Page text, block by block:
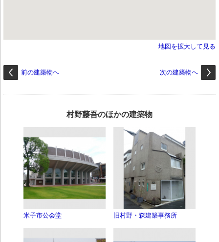
地図を拡大して見る
前の建築物へ 次の建築物へ
村野藤吾のほかの建築物
米子市公会堂 旧村野・森建築事務所